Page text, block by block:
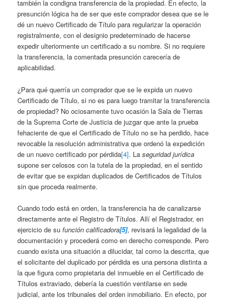
también la condigna transferencia de la propiedad. En efecto, la
presunción lógica ha de ser que este comprador desea que se le
dé un nuevo Certificado de Título para regularizar la operación
registralmente, con el designio predeterminado de hacerse
expedir ulteriormente un certificado a su nombre. Si no requiere
la transferencia, la comentada presunción carecería de
aplicabilidad.
¿Para qué querría un comprador que se le expida un nuevo
Certificado de Título, si no es para luego tramitar la transferencia
de propiedad? No ociosamente tuvo ocasión la Sala de Tierras
de la Suprema Corte de Justicia de juzgar que ante la prueba
fehaciente de que el Certificado de Título no se ha perdido, hace
revocable la resolución administrativa que ordenó la expedición
de un nuevo certificado por pérdida[4]. Laseguridad jurídica
supone ser celosos con la tutela de la propiedad, en el sentido
de evitar que se expidan duplicados de Certificados de Títulos
sin que proceda realmente.
Cuando todo está en orden, la transferencia ha de canalizarse
directamente ante el Registro de Títulos. Allí el Registrador, en
ejercicio de sufunción calificadora[5], revisará la legalidad de la
documentación y procederá como en derecho corresponde. Pero
cuando exista una situación a dilucidar, tal como la descrita, que
el solicitante del duplicado por pérdida es una persona distinta a
la que figura como propietaria del inmueble en el Certificado de
Títulos extraviado, debería la cuestión ventilarse en sede
judicial, ante los tribunales del orden inmobiliario. En efecto, por